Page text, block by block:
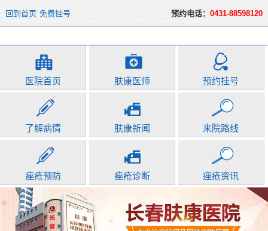
回到首页 免费挂号 预约电话：0431-88598120
医院首页 肤康医师 预约挂号
了解病情 肤康新闻 来院路线
痤疮预防 痤疮诊断 痤疮资讯